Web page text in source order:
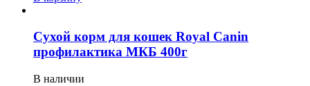
Сухой корм для кошек Royal Canin
профилактика МКБ 400г
В наличии